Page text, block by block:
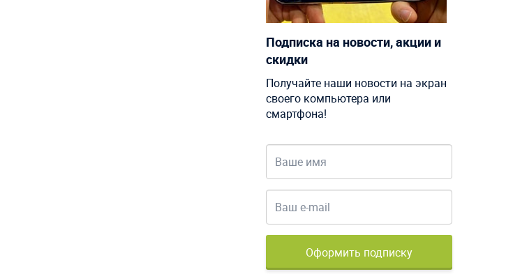
Подписка на новости, акции и
скидки
Получайте наши новости на экран
своего компьютера или
смартфона!
Оформить подписку